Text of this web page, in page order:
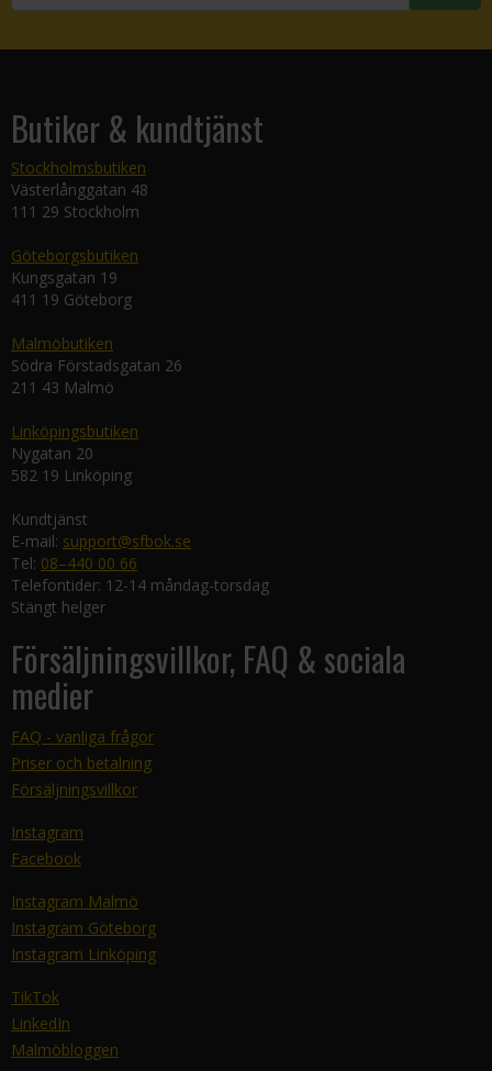
Butiker & kundtjänst
Stockholmsbutiken
Västerlånggatan 48
111 29 Stockholm
Göteborgsbutiken
Kungsgatan 19
411 19 Göteborg
Malmöbutiken
Södra Förstadsgatan 26
211 43 Malmö
Linköpingsbutiken
Nygatan 20
582 19 Linköping
Kundtjänst
E-mail: support@sfbok.se
Tel: 08–440 00 66
Telefontider: 12-14 måndag-torsdag
Stängt helger
Försäljningsvillkor, FAQ & sociala
medier
FAQ - vanliga frågor
Priser och betalning
Försäljningsvillkor
Instagram
Facebook
Instagram Malmö
Instagram Göteborg
Instagram Linköping
TikTok
LinkedIn
Malmöbloggen